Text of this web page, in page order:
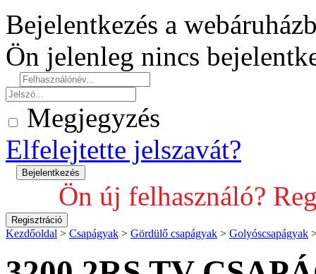
Bejelentkezés a
Ön jelenleg nincs
Megjegyzés
Elfelejtette jelszavát?
Ön új felhasználó?
Kezdőoldal > Csapágyak > Gördülő csapágyak > Golyóscsapágyak